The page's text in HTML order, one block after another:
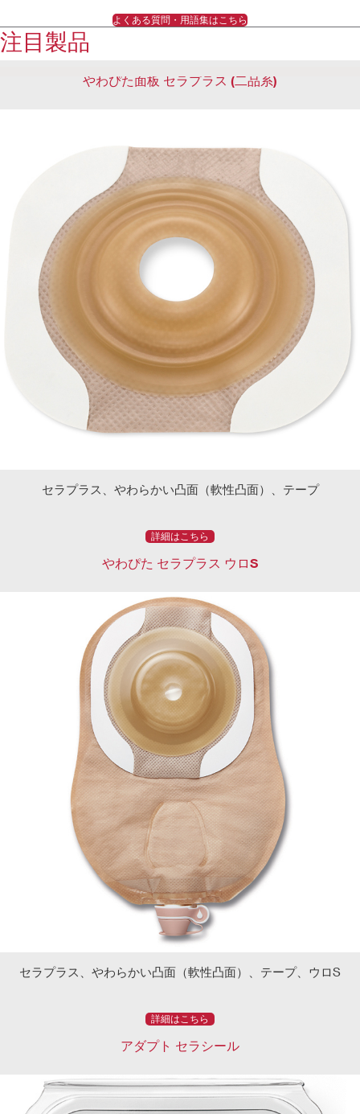
よくある質問・用語集はこちら
注目製品
やわぴた面板 セラプラス (二品系)
セラプラス、やわらかい凸面（軟性凸面）、テープ
詳細はこちら
やわぴた セラプラス ウロS
セラプラス、やわらかい凸面（軟性凸面）、テープ、ウロS
詳細はこちら
アダプト セラシール